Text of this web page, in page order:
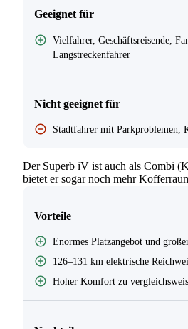
Geeignet für
Vielfahrer, Geschäftsreisende,
Langstreckenfahrer
Nicht geeignet für
Stadtfahrer mit Parkproblemen,
Der Superb iV ist auch als Combi
bietet er sogar noch mehr
Vorteile
Enormes Platzangebot und
126–131 km elektrische
Hoher Komfort zu